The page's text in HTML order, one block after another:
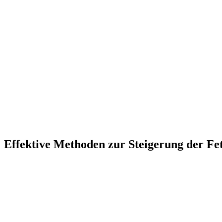
Effektive Methoden zur Steigerung der